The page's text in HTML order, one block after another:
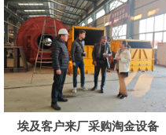
埃及客户来厂采购淘金设备